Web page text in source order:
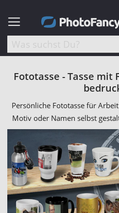
Fototasse - Tasse mit
Persönliche Fototasse für
Motiv oder Namen selbst